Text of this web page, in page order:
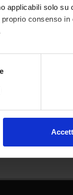
applicabili solo su
consenso in
di qualche